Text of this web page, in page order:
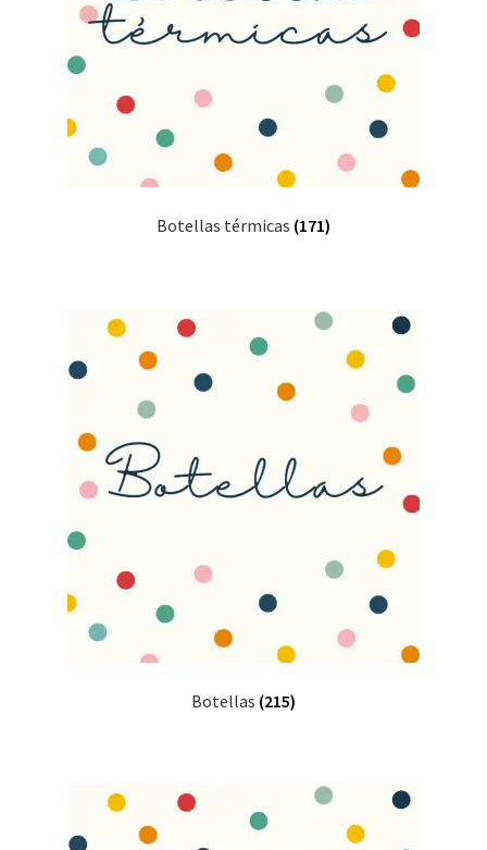
Botellas térmicas (171)
Botellas (215)